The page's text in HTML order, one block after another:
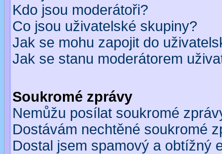
Kdo jsou moderátoři?
Co jsou uživatelské skupiny?
Jak se mohu zapojit do
Jak se stanu moderátorem
Soukromé zprávy
Nemůžu posílat soukromé
Dostávám nechtěné soukromé
Dostal jsem spamový a obtížný